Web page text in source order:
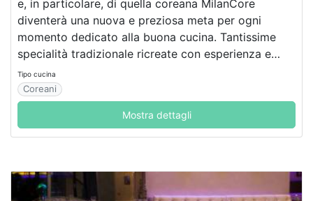
e, in particolare, di quella coreana MilanCore
diventerà una nuova e preziosa meta per ogni
momento dedicato alla buona cucina. Tantissime
specialità tradizionale ricreate con esperienza e
passione, per deliziare il vostro palato.
Tipo cucina
Coreani
Mostra dettagli